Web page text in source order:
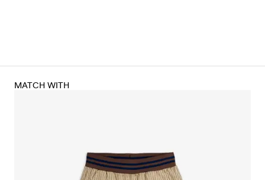
MATCH WITH